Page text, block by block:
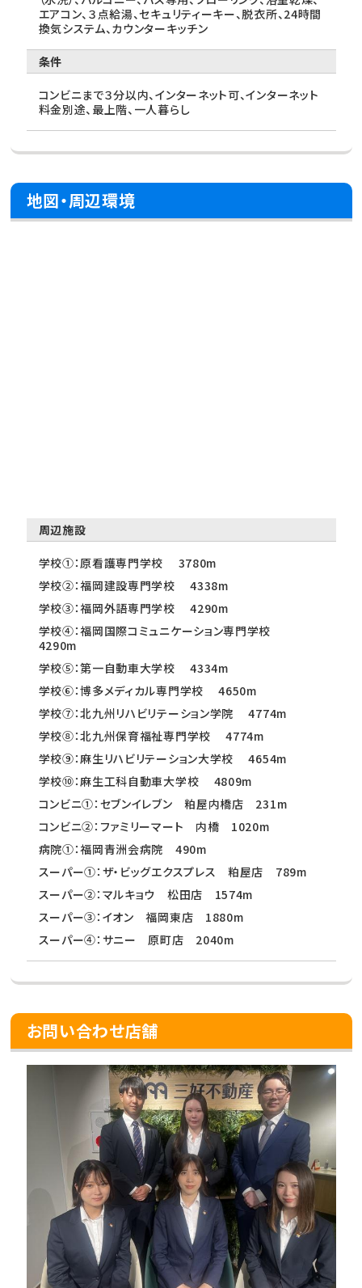
エアコン、３点給湯、セキュリティーキー、脱衣所、24時間
換気システム、カウンターキッチン
条件
コンビニまで３分以内、インターネット可、インターネット
料金別途、最上階、一人暮らし
地図・周辺環境
周辺施設
学校①：原看護専門学校 3780m
学校②：福岡建設専門学校 4338m
学校③：福岡外語専門学校 4290m
学校④：福岡国際コミュニケーション専門学校
4290m
学校⑤：第一自動車大学校 4334m
学校⑥：博多メディカル専門学校 4650m
学校⑦：北九州リハビリテーション学院 4774m
学校⑧：北九州保育福祉専門学校 4774m
学校⑨：麻生リハビリテーション大学校 4654m
学校⑩：麻生工科自動車大学校 4809m
コンビニ①：セブンイレブン 粕屋内橋店 231m
コンビニ②：ファミリーマート 内橋 1020m
病院①：福岡青洲会病院 490m
スーパー①：ザ・ビッグエクスプレス 粕屋店 789m
スーパー②：マルキョウ 松田店 1574m
スーパー③：イオン 福岡東店 1880m
スーパー④：サニー 原町店 2040m
お問い合わせ店舗